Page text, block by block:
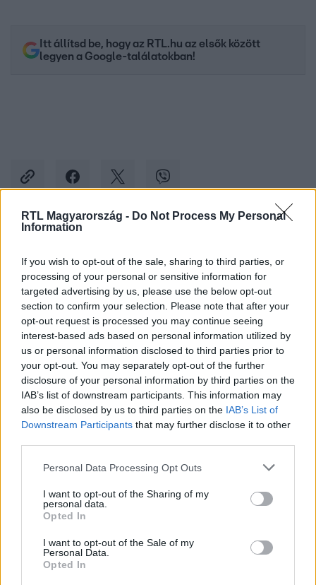
RTL Magyarország - Do Not Process My Personal
Information
If you wish to opt-out of the sale, sharing to third parties, or
processing of your personal or sensitive information for
targeted advertising by us, please use the below opt-out
section to confirm your selection. Please note that after your
opt-out request is processed you may continue seeing
interest-based ads based on personal information utilized by
us or personal information disclosed to third parties prior to
your opt-out. You may separately opt-out of the further
disclosure of your personal information by third parties on the
IAB’s list of downstream participants. This information may
also be disclosed by us to third parties on the IAB’s List of
Downstream Participants that may further disclose it to other
Please note that this website/app uses one or more Google
not limited to your visit or usage behaviour. You may click to
grant or deny consent to Google and its third-party tags to
use your data for below specified purposes in below Google
consent section.
Personal Data Processing Opt Outs
I want to opt-out of the Sharing of my
personal data.
Opted In
I want to opt-out of the Sale of my
Personal Data.
Opted In
Itt állítsd be, hogy az RTL.hu az elsők között
legyen a Google-találatokban!
Facebookon is!
Követem
# APATIGRIS #ADÁSRÉSZLETEK #SZANDRA
#MICHL JULI # CSÓK #2. ÉVAD 4. RÉSZ # RTL
Népszerű